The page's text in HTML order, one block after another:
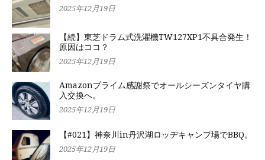
2025年12月19日
【続】東芝ドラム式洗濯機TW127XP1不具合発生！
原因はココ？
2025年12月19日
Amazonプライム感謝祭でオールシーズンタイヤ購
入交換へ。
2025年12月19日
【#021】神奈川in丹沢湖ロッヂキャンプ場でBBQ。
2025年12月19日